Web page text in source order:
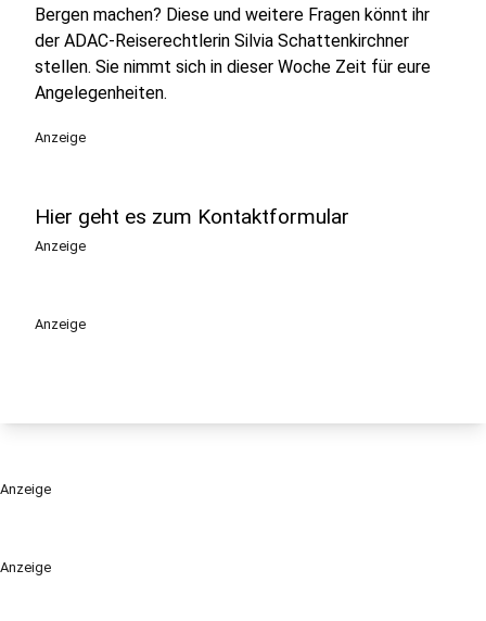
Anzeige
Bergen machen? Diese und weitere Fragen könnt ihr
der ADAC-Reiserechtlerin Silvia Schattenkirchner
stellen. Sie nimmt sich in dieser Woche Zeit für eure
Angelegenheiten.
Anzeige
Hier geht es zum Kontaktformular
Anzeige
Anzeige
Anzeige